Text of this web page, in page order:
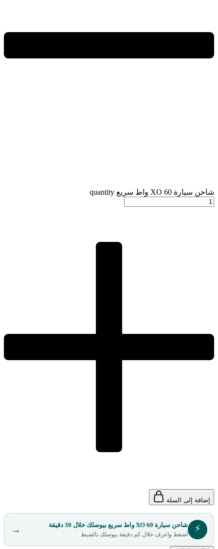
شاحن سيارة XO 60 واط سريع quantity
إضافة إلى السلة
⚡ شاحن سيارة XO 60 واط سريع بيوصلك خلال 30 دقيقة
اضغط واعرف خلال كم دقيقة بيوصلك بالضبط →